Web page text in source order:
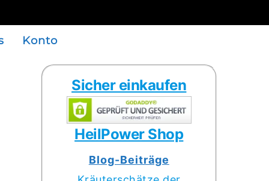
Konto
Sicher einkaufen
HeilPower Shop
Blog-Beiträge